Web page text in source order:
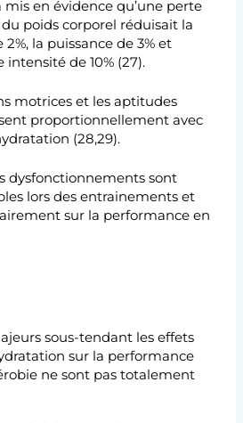
mis en évidence qu’une perte
poids corporel réduisait la
la puissance de 3% et
intensité de 10% (27).
motrices et les aptitudes
proportionnellement avec
(28,29).
dysfonctionnements sont
lors des entrainements et
sur la performance en
sous-tendant les effets
sur la performance
ne sont pas totalement